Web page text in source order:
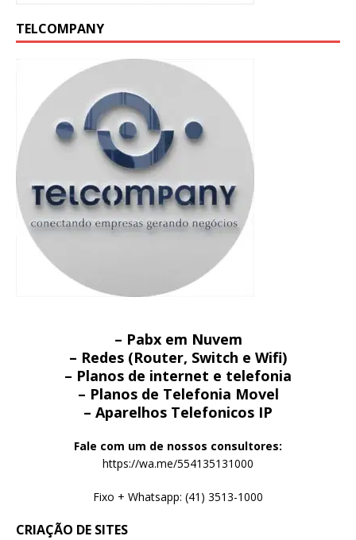
TELCOMPANY
– Pabx em Nuvem
– Redes (Router, Switch e Wifi)
– Planos de internet e telefonia
– Planos de Telefonia Movel
– Aparelhos Telefonicos IP
Fale com um de nossos consultores:
https://wa.me/554135131000
Fixo + Whatsapp: (41) 3513-1000
CRIAÇÃO DE SITES